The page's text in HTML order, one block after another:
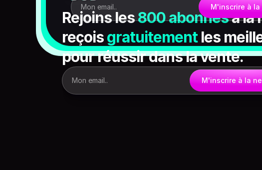
Mon email.. M'inscrire à
Rejoins les 800 abonnésà la
reçois gratuitement les
pourréussir dans la vente.
Mon email.. M'inscrire à la